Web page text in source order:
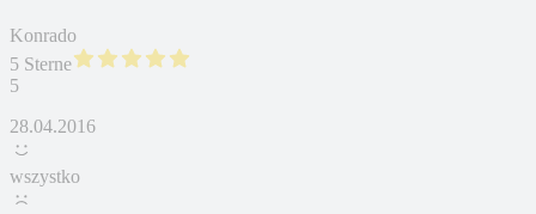
Konrado
5 Sterne
5
28.04.2016
wszystko